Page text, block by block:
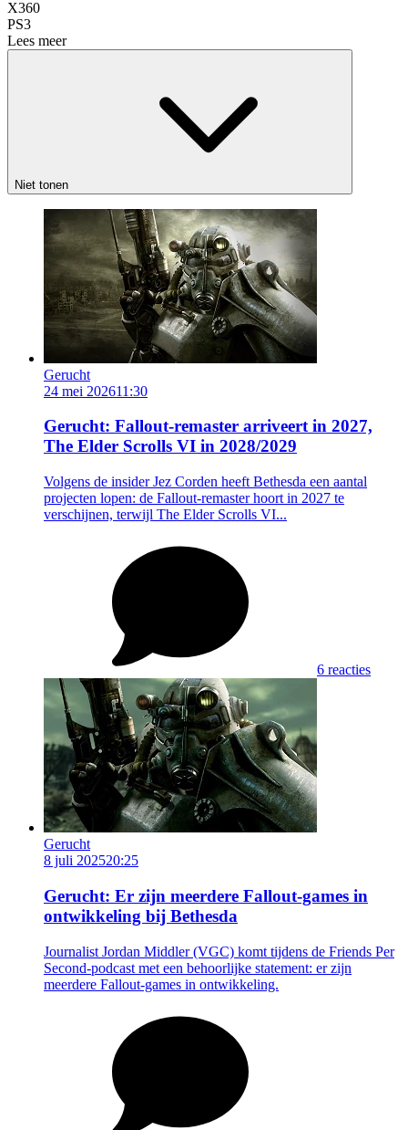
X360
PS3
Lees meer
Niet tonen
Gerucht
24 mei 202611:30
Gerucht: Fallout-remaster arriveert in 2027,
The Elder Scrolls VI in 2028/2029
Volgens de insider Jez Corden heeft Bethesda een aantal
projecten lopen: de Fallout-remaster hoort in 2027 te
verschijnen, terwijl The Elder Scrolls VI...
6 reacties
Gerucht
8 juli 202520:25
Gerucht: Er zijn meerdere Fallout-games in
ontwikkeling bij Bethesda
Journalist Jordan Middler (VGC) komt tijdens de Friends Per
Second-podcast met een behoorlijke statement: er zijn
meerdere Fallout-games in ontwikkeling.